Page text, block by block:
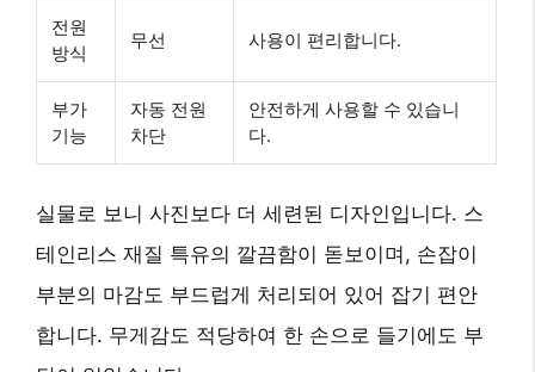
전원
방식
무선 사용이 편리합니다.
부가
기능
자동 전원
차단
안전하게 사용할 수 있습니
다.
실물로 보니 사진보다 더 세련된 디자인입니다. 스
테인리스 재질 특유의 깔끔함이 돋보이며, 손잡이
부분의 마감도 부드럽게 처리되어 있어 잡기 편안
합니다. 무게감도 적당하여 한 손으로 들기에도 부